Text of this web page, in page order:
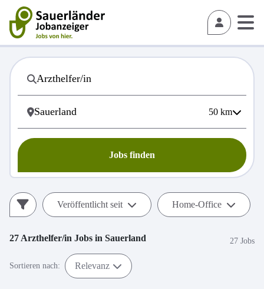
50 km
Jobs finden
Veröffentlicht seit Home-Office
27 Arzthelfer/in Jobs in Sauerland 27 Jobs
Sortieren nach: Relevanz